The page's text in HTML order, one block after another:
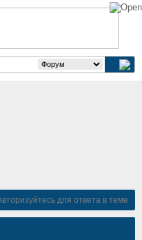
для ответа в теме